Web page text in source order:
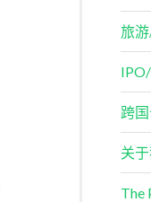
旅
跨
关
The